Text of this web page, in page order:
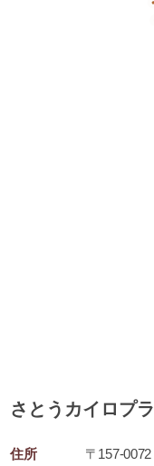
さとうカイロプ
住所 〒157-0072